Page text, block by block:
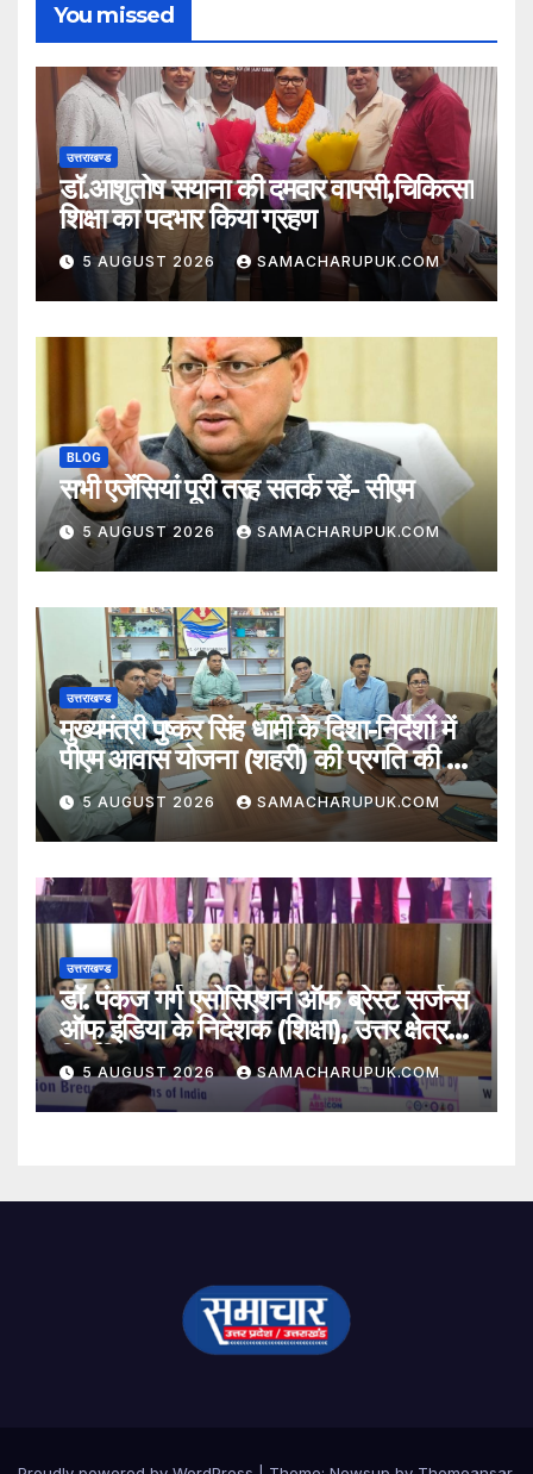
You missed
उत्तराखण्ड
डॉ.आशुतोष सयाना की दमदार वापसी,चिकित्सा
शिक्षा का पदभार किया ग्रहण
5 AUGUST 2026 SAMACHARUPUK.COM
BLOG
सभी एजेंसियां पूरी तरह सतर्क रहें- सीएम
5 AUGUST 2026 SAMACHARUPUK.COM
उत्तराखण्ड
मुख्यमंत्री पुष्कर सिंह धामी के दिशा-निर्देशों में
पीएम आवास योजना (शहरी) की प्रगति की हुई
समीक्षा
5 AUGUST 2026 SAMACHARUPUK.COM
उत्तराखण्ड
डॉ. पंकज गर्ग एसोसिएशन ऑफ ब्रेस्ट सर्जन्स
ऑफ इंडिया के निदेशक (शिक्षा), उत्तर क्षेत्र
निर्वाचित
5 AUGUST 2026 SAMACHARUPUK.COM